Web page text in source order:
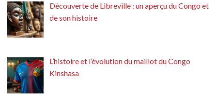
Découverte de Libreville : un aperçu du Congo et
de son histoire
L’histoire et l’évolution du maillot du Congo
Kinshasa